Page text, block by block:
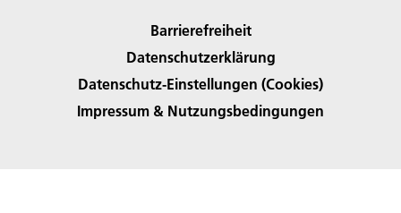
Barrierefreiheit
Datenschutzerklärung
Datenschutz-Einstellungen (Cookies)
Impressum & Nutzungsbedingungen